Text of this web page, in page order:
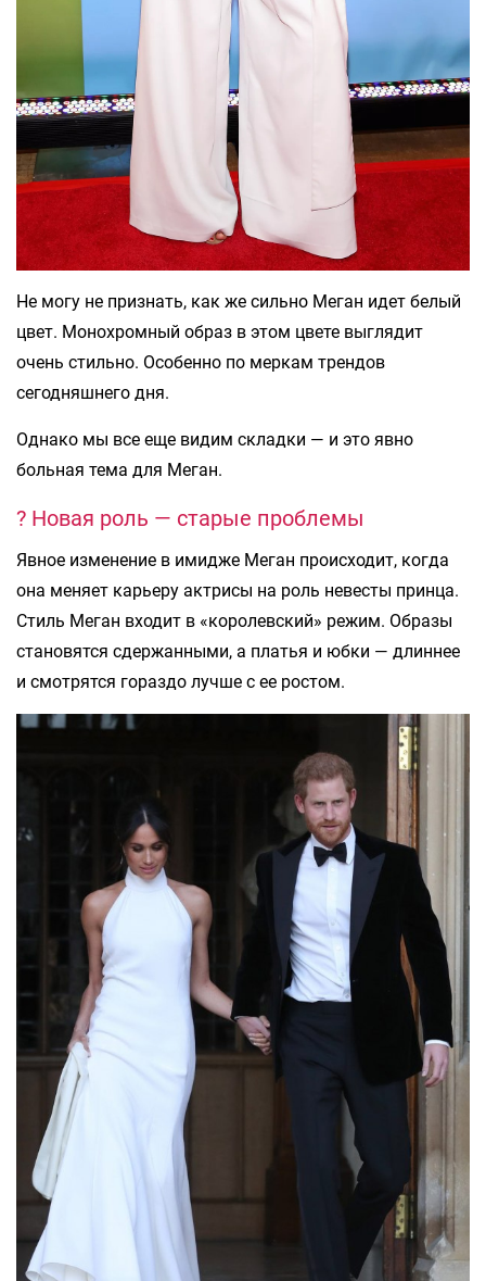
Не могу не признать, как же сильно Меган идет белый
цвет. Монохромный образ в этом цвете выглядит
очень стильно. Особенно по меркам трендов
сегодняшнего дня.
Однако мы все еще видим складки — и это явно
больная тема для Меган.
? Новая роль — старые проблемы
Явное изменение в имидже Меган происходит, когда
она меняет карьеру актрисы на роль невесты принца.
Стиль Меган входит в «королевский» режим. Образы
становятся сдержанными, а платья и юбки — длиннее
и смотрятся гораздо лучше с ее ростом.